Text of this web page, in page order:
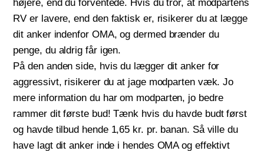
højere, end du forventede. Hvis du tror, at modpartens
RV er lavere, end den faktisk er, risikerer du at lægge
dit anker indenfor OMA, og dermed brænder du
penge, du aldrig får igen.
På den anden side, hvis du lægger dit anker for
aggressivt, risikerer du at jage modparten væk. Jo
mere information du har om modparten, jo bedre
rammer dit første bud! Tænk hvis du havde budt først
og havde tilbud hende 1,65 kr. pr. banan. Så ville du
have lagt dit anker inde i hendes OMA og effektivt